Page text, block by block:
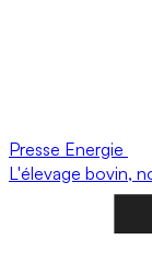
Presse Energie
L'élevage bovin,